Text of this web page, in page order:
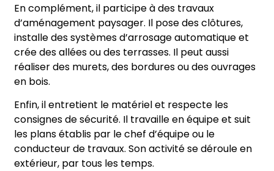
En complément, il participe à des travaux
d’aménagement paysager. Il pose des clôtures,
installe des systèmes d’arrosage automatique et
crée des allées ou des terrasses. Il peut aussi
réaliser des murets, des bordures ou des ouvrages
en bois.
Enfin, il entretient le matériel et respecte les
consignes de sécurité. Il travaille en équipe et suit
les plans établis par le chef d’équipe ou le
conducteur de travaux. Son activité se déroule en
extérieur, par tous les temps.